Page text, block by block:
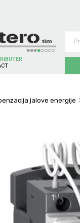
CT
jalove energije